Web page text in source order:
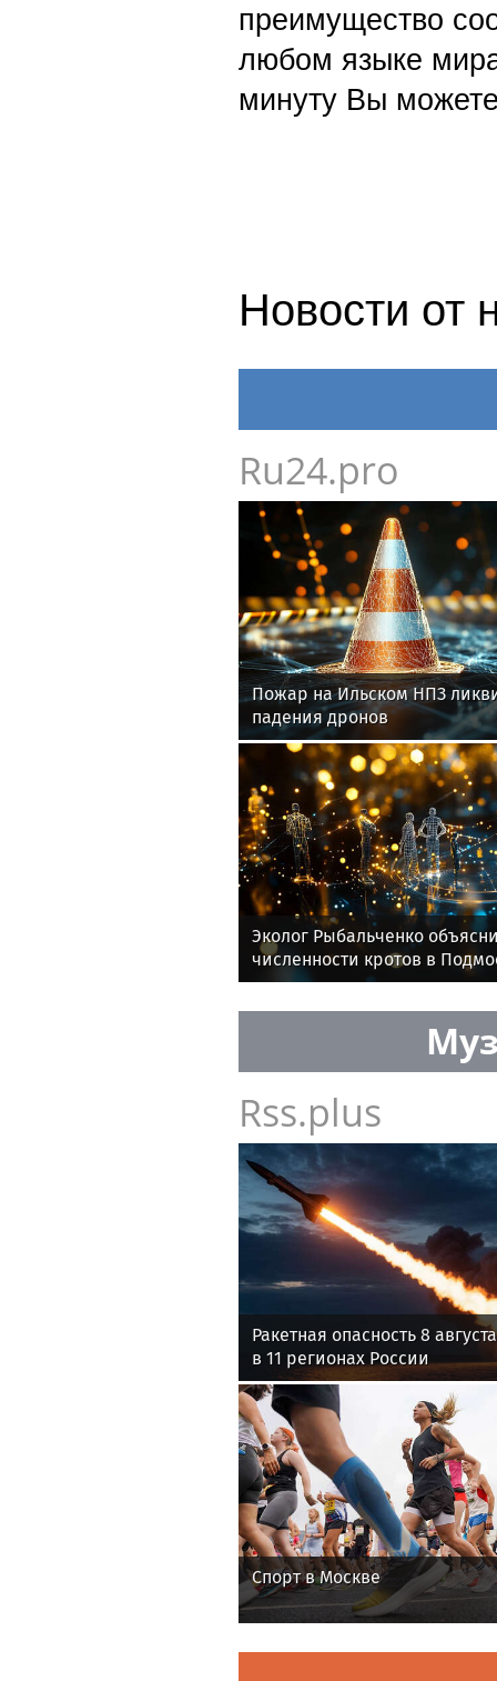
преимущество
любом языке
минуту Вы
Новости от
Ru24.pro
Пожар на Ильском НПЗ
падения дронов
Эколог Рыбальченко
численности кротов в
Rss.plus
Ракетная опасность 8
в 11 регионах России
Спорт в Москве